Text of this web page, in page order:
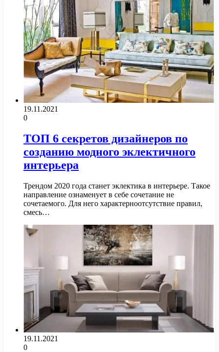
19.11.2021
0
ТОП 6 секретов дизайнеров по
созданию модного эклектичного
интерьера
Трендом 2020 года станет эклектика в интерьере. Такое
направление ознаменует в себе сочетание не
сочетаемого. Для него характерноотсутствие правил,
смесь…
19.11.2021
0